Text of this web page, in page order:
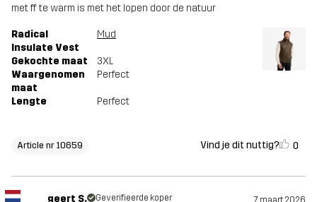
met ff te warm is met het lopen door de natuur
Radical
Insulate Vest
Mud
Gekochte maat
3XL
Waargenomen
maat
Perfect
Lengte Perfect
Article nr 10659 Vind je dit nuttig? 0
geert S. Geverifieerde koper 7 maart 2026